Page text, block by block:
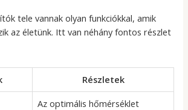
tele vannak olyan funkciókkal, amik
az életünk. Itt van néhány fontos részlet
Részletek
Az optimális hőmérséklet